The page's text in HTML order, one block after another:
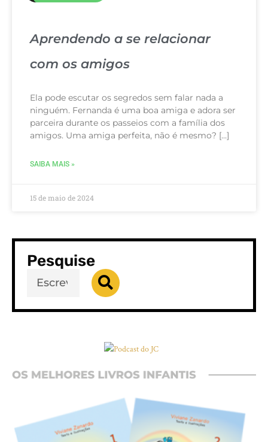
Aprendendo a se relacionar
com os amigos
Ela pode escutar os segredos sem falar nada a
ninguém. Fernanda é uma boa amiga e adora ser
parceira durante os passeios com a família dos
amigos. Uma amiga perfeita, não é mesmo? […]
SAIBA MAIS »
15 de maio de 2024
Pesquise